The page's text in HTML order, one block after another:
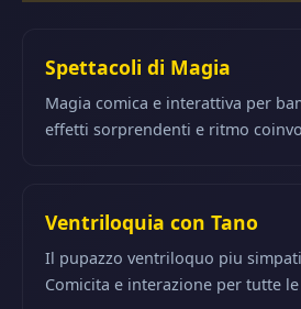
Spettacoli di Magia
Magia comica e interattiva per
effetti sorprendenti e ritmo
Ventriloquia con Tano
Il pupazzo ventriloquo piu
Comicita e interazione per tutte le